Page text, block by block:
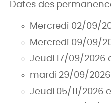
Dates des
Mercredi 02/09/
Mercredi 09/09/
Jeudi 17/09/2026
mardi 29/09/2026
Jeudi 05/11/2026